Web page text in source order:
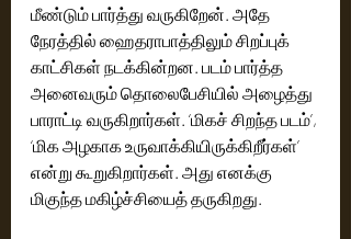
மீண்டும் பார்த்து வருகிறேன். அதே
நேரத்தில் ஹைதராபாத்திலும் சிறப்புக்
காட்சிகள் நடக்கின்றன. படம் பார்த்த
அனைவரும் தொலைபேசியில் அழைத்து
பாராட்டி வருகிறார்கள். ‘மிகச் சிறந்த படம்’,
‘மிக அழகாக உருவாக்கியிருக்கிறீர்கள்’
என்று கூறுகிறார்கள். அது எனக்கு
மிகுந்த மகிழ்ச்சியைத் தருகிறது.